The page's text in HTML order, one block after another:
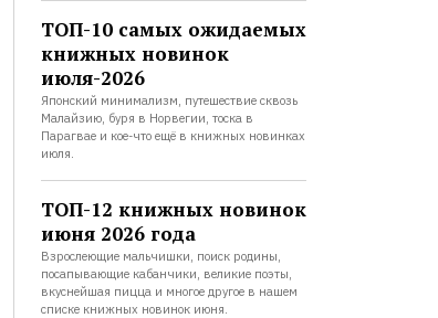
ТОП-10 самых ожидаемых
книжных новинок
июля-2026
Японский минимализм, путешествие сквозь
Малайзию, буря в Норвегии, тоска в
Парагвае и кое-что ещё в книжных новинках
июля.
ТОП-12 книжных новинок
июня 2026 года
Взрослеющие мальчишки, поиск родины,
посапывающие кабанчики, великие поэты,
вкуснейшая пицца и многое другое в нашем
списке книжных новинок июня.